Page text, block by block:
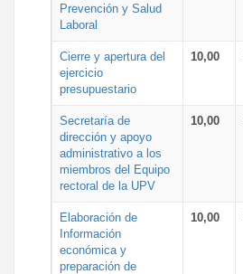
Prevención y Salud
Laboral
Cierre y apertura del
ejercicio
presupuestario
10,00
Secretaría de
dirección y apoyo
administrativo a los
miembros del Equipo
rectoral de la UPV
10,00
Elaboración de
Información
económica y
preparación de
10,00